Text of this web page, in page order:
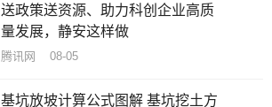
送政策送资源、助力科创企业高质
量发展，静安这样做
腾讯网 08-05
基坑放坡计算公式图解 基坑挖土方